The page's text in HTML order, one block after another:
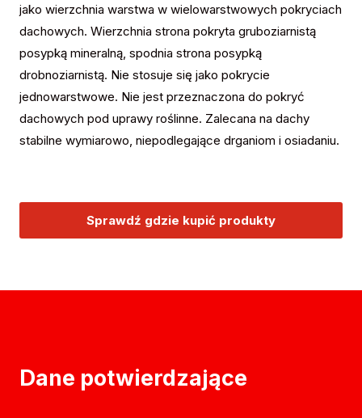
jako wierzchnia warstwa w wielowarstwowych pokryciach
dachowych. Wierzchnia strona pokryta gruboziarnistą
posypką mineralną, spodnia strona posypką
drobnoziarnistą. Nie stosuje się jako pokrycie
jednowarstwowe. Nie jest przeznaczona do pokryć
dachowych pod uprawy roślinne. Zalecana na dachy
stabilne wymiarowo, niepodlegające drganiom i osiadaniu.
Sprawdź gdzie kupić produkty
Dane potwierdzające